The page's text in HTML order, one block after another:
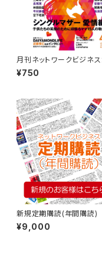
月刊ネットワークビジネ
年４月号
¥750
新規定期購読(年間購読)
¥9,000